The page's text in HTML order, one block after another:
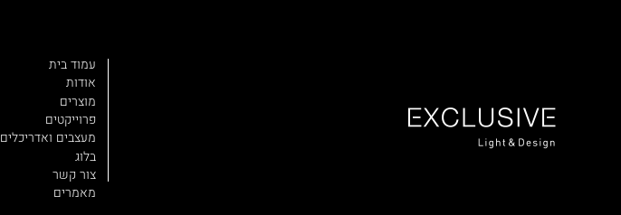
עמוד בית
אודות
מוצרים
פרוייקטים
מעצבים ואדריכלים
בלוג
צור קשר
מאמרים